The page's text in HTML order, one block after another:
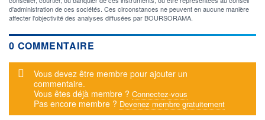
d'administration de ces sociétés. Ces circonstances ne peuvent en aucune manière
affecter l'objectivité des analyses diffusées par BOURSORAMA.
0 COMMENTAIRE
Message d'alerte
Vous devez être membre pour ajouter un
commentaire.
Vous êtes déjà membre ? Connectez-vous
Pas encore membre ? Devenez membre gratuitement